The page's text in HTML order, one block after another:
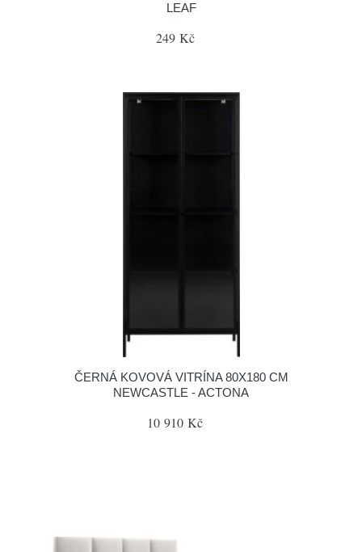
LEAF
249 Kč
ČERNÁ KOVOVÁ VITRÍNA 80X180 CM
NEWCASTLE - ACTONA
10 910 Kč